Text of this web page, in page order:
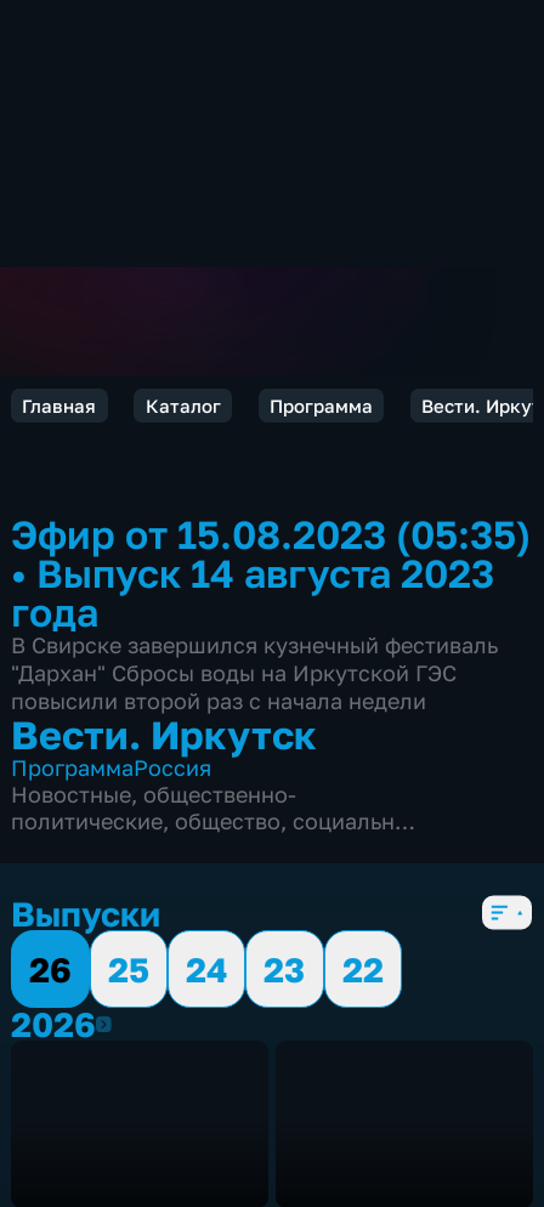
Главная Каталог Программа Вести.
Эфир от 15.08.2023 (05:35)
• Выпуск 14 августа 2023
года
В Свирске завершился кузнечный фестиваль
"Дархан" Сбросы воды на Иркутской ГЭС
повысили второй раз с начала недели
Вести. Иркутск
ПрограммаРоссия
Новостные, общественно-
политические, общество, социально-
Выпуски
26
25 24 23
22
20262026